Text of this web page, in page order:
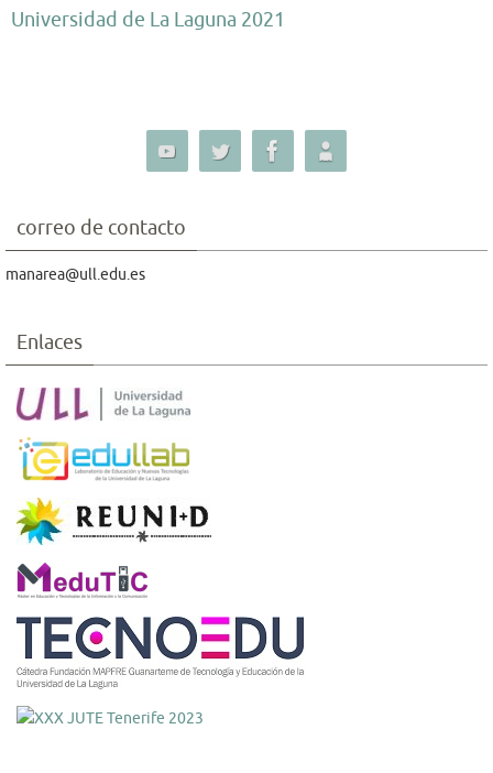
Universidad de La Laguna 2021
correo de contacto
manarea@ull.edu.es
Enlaces